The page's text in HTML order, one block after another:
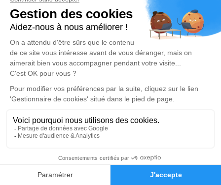
Faire-part Hommages
anecdote ou exprimer vos pensées à travers des
poèmes ou des textes. Cet endroit est un lieu
d'expression dédié à honorer la mémoire d’Irène
DELMOTTE.
Un service de plantation d’arbre hommage est
disponible ici.
Je rends hommage
Cérémonie religieuse
Église Saint Martin de Labourse
Route de Noeux